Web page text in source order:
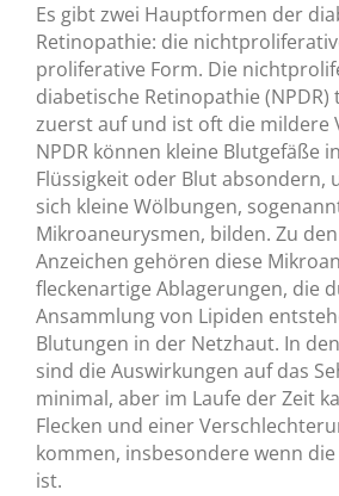
Es gibt zwei Hauptformen der
Retinopathie: die
proliferative Form. Die
diabetische Retinopathie
zuerst auf und ist oft die mildere
NPDR können kleine Blutgefäße
Flüssigkeit oder Blut absondern,
sich kleine Wölbungen,
Mikroaneurysmen, bilden. Zu
Anzeichen gehören diese
fleckenartige Ablagerungen, die
Ansammlung von Lipiden
Blutungen in der Netzhaut. In
sind die Auswirkungen auf das
minimal, aber im Laufe der Zeit
Flecken und einer
kommen, insbesondere wenn
ist.